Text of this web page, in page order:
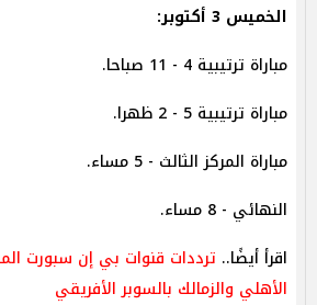
الخميس 3 أكتوبر:
مباراة ترتيبية 4 - 11 صباحا.
مباراة ترتيبية 5 - 2 ظهرا.
مباراة المركز الثالث - 5 مساء.
النهائي - 8 مساء.
اقرأ أيضًا.. ترددات قنوات بي إن سبورت
الأهلي والزمالك بالسوبر الأفريقي